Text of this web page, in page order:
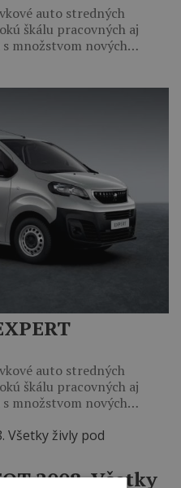
auto stredných
škálu pracovných aj
množstvom nových…
auto stredných
škálu pracovných aj
množstvom nových…
2008. Všetky